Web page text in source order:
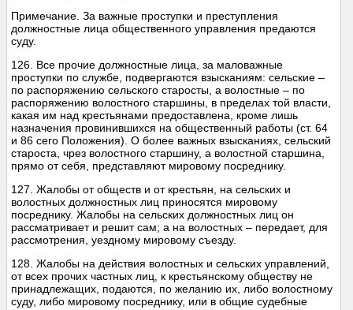
Примечание. За важные проступки и преступления
должностные лица общественного управления предаются
суду.
126. Все прочие должностные лица, за маловажные
проступки по службе, подвергаются взысканиям: сельские –
по распоряжению сельского старосты, а волостные – по
распоряжению волостного старшины, в пределах той власти,
какая им над крестьянами предоставлена, кроме лишь
назначения провинившихся на общественный работы (ст. 64
и 86 сего Положения). О более важных взысканиях, сельский
староста, чрез волостного старшину, а волостной старшина,
прямо от себя, представляют мировому посреднику.
127. Жалобы от обществ и от крестьян, на сельских и
волостных должностных лиц приносятся мировому
посреднику. Жалобы на сельских должностных лиц он
рассматривает и решит сам; а на волостных – передает, для
рассмотрения, уездному мировому съезду.
128. Жалобы на действия волостных и сельских управлений,
от всех прочих частных лиц, к крестьянскому обществу не
принадлежащих, подаются, по желанию их, либо волостному
суду, либо мировому посреднику, или в общие судебные